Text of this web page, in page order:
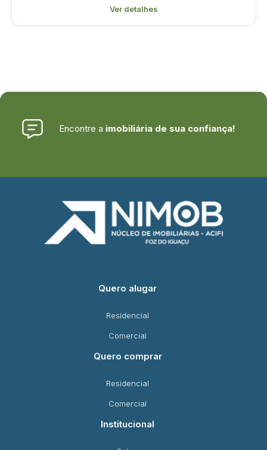
Ver detalhes
Encontre a imobiliária de sua confiança!
Quero alugar
Residencial
Comercial
Quero comprar
Residencial
Comercial
Institucional